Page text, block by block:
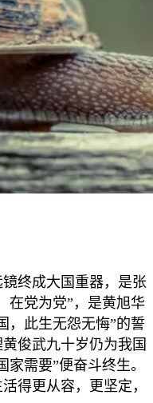
终成大国重器，是张
在党为党”，是黄旭华
，此生无怨无悔”的誓
俊武九十岁仍为我国
需要”便奋斗终生。
得更从容，更坚定，